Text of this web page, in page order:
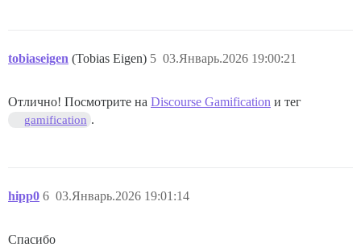
tobiaseigen (Tobias Eigen) 03.Январь.2026 19:00:21
5
Отлично! Посмотрите на Discourse Gamification и тег
gamification .
hipp0 03.Январь.2026 19:01:14
6
Спасибо